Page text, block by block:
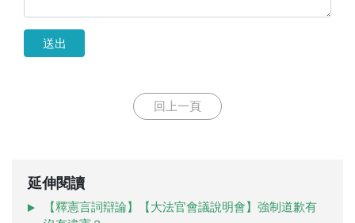
送出
回上一頁
延伸閱讀
【釋憲言詞辯論】【大法官會議說明會】強制道歉有